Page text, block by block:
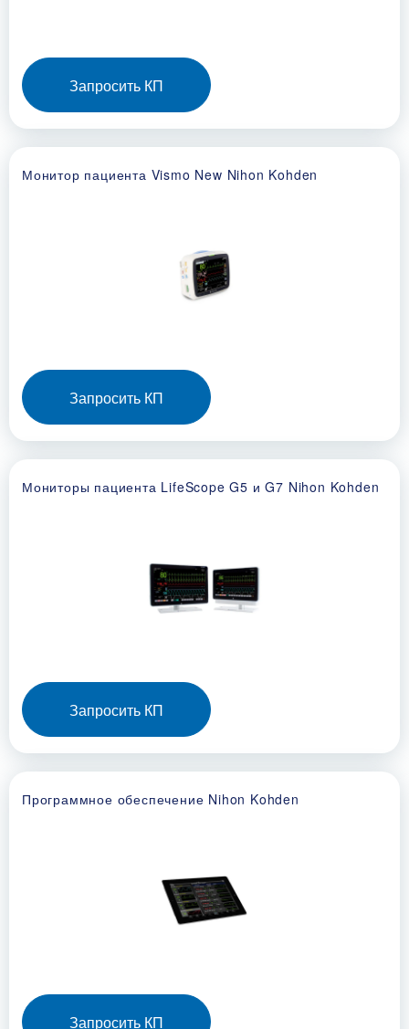
Запросить КП
Монитор пациента Vismo New Nihon Kohden
Запросить КП
Мониторы пациента LifeScope G5 и G7 Nihon Kohden
Запросить КП
Программное обеспечение Nihon Kohden
Запросить КП